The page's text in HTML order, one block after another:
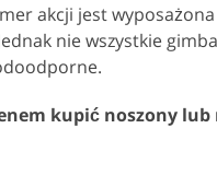
akcji jest
nie wszystkie
kupić noszony lub